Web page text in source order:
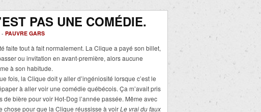
PAS UNE COMÉDIE.
- PAUVRE GARS
faite tout à fait normalement. La Clique a payé son billet,
ou invitation en avant-première, alors aucune
à son habitude.
fois, la Clique doit y aller d’ingéniosité lorsque c’est le
à aller voir une comédie québécois. Ça m’avait pris
de bière pour voir Hot-Dog l’année passée. Même avec
chose pour que la Clique réussisse à voirLe vrai du faux